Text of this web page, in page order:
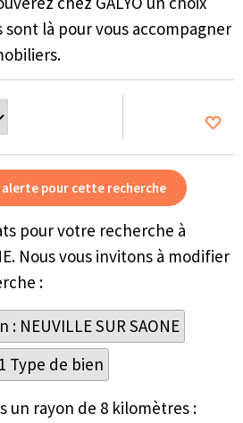
sont là pour vous accompagner
pour votre recherche à
Nous vous invitons à modifier
:
: NEUVILLE SUR SAONE
1 Type de bien
un rayon de 8 kilomètres :